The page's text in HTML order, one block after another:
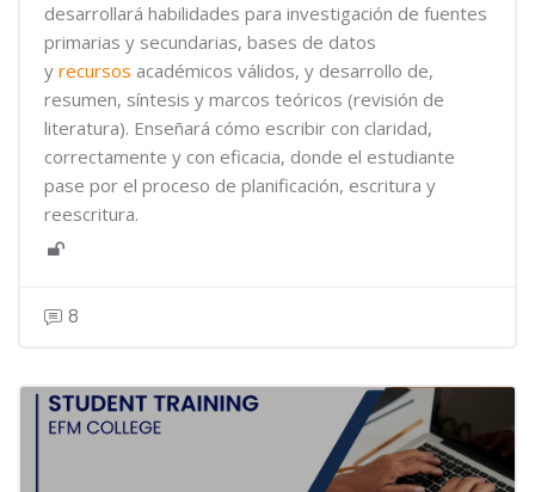
desarrollará habilidades para investigación de fuentes
primarias y secundarias, bases de datos
y recursos académicos válidos, y desarrollo de,
resumen, síntesis y marcos teóricos (revisión de
literatura). Enseñará cómo escribir con claridad,
correctamente y con eficacia, donde el estudiante
pase por el proceso de planificación, escritura y
reescritura.
8